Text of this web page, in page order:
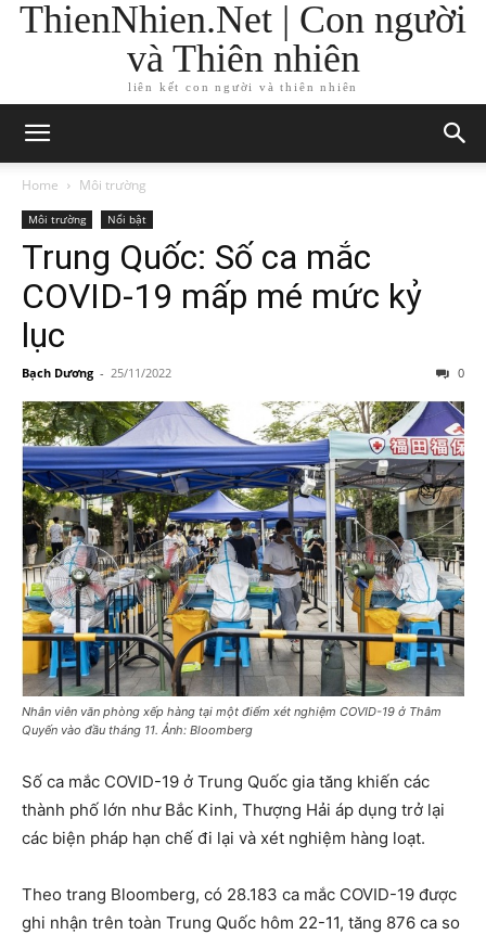
ThienNhien.Net | Con người
và Thiên nhiên
liên kết con người và thiên nhiên
Home Môi trường
Môi trường Nổi bật
Trung Quốc: Số ca mắc
COVID-19 mấp mé mức kỷ
lục
Bạch Dương - 25/11/2022 0
Nhân viên văn phòng xếp hàng tại một điểm xét nghiệm COVID-19 ở Thâm
Quyến vào đầu tháng 11. Ảnh: Bloomberg
Số ca mắc COVID-19 ở Trung Quốc gia tăng khiến các
thành phố lớn như Bắc Kinh, Thượng Hải áp dụng trở lại
các biện pháp hạn chế đi lại và xét nghiệm hàng loạt.
Theo trang Bloomberg, có 28.183 ca mắc COVID-19 được
ghi nhận trên toàn Trung Quốc hôm 22-11, tăng 876 ca so